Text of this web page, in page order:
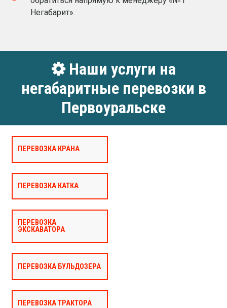
Негабарит».
Наши услуги на
негабаритные перевозки в
Первоуральске
ПЕРЕВОЗКА КРАНА
ПЕРЕВОЗКА КАТКА
ПЕРЕВОЗКА
ЭКСКАВАТОРА
ПЕРЕВОЗКА БУЛЬДОЗЕРА
ПЕРЕВОЗКА ТРАКТОРА